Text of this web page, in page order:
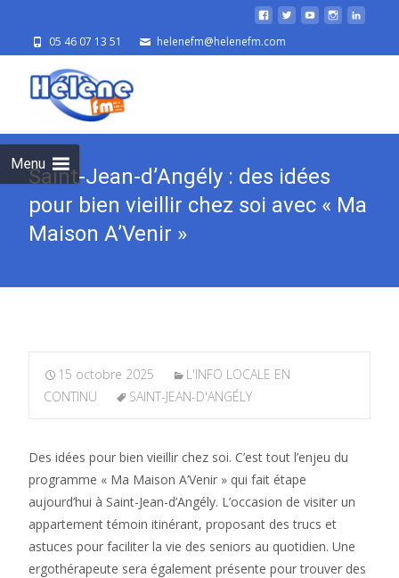
05 46 07 13 51 helenefm@helenefm.com
Menu
Saint-Jean-d’Angély : des idées
pour bien vieillir chez soi avec « Ma
Maison A’Venir »
15 octobre 2025
L'INFO LOCALE EN
CONTINU
SAINT-JEAN-D'ANGÉLY
Des idées pour bien vieillir chez soi. C’est tout l’enjeu du
programme « Ma Maison A’Venir » qui fait étape
aujourd’hui à Saint-Jean-d’Angély. L’occasion de visiter un
appartement témoin itinérant, proposant des trucs et
astuces pour faciliter la vie des seniors au quotidien. Une
ergothérapeute sera également présente pour trouver des